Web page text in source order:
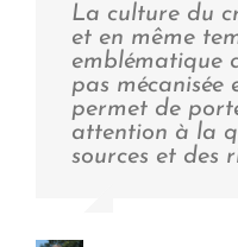
La culture du
et en même
emblématique
pas mécanisée
permet de
attention à la
sources et des